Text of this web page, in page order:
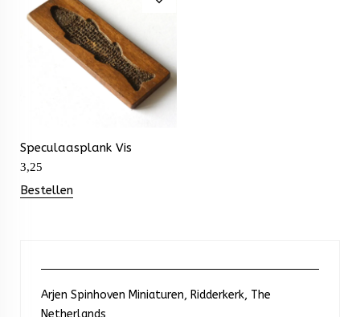
Speculaasplank Vis
3,25
Bestellen
Arjen Spinhoven Miniaturen, Ridderkerk, The